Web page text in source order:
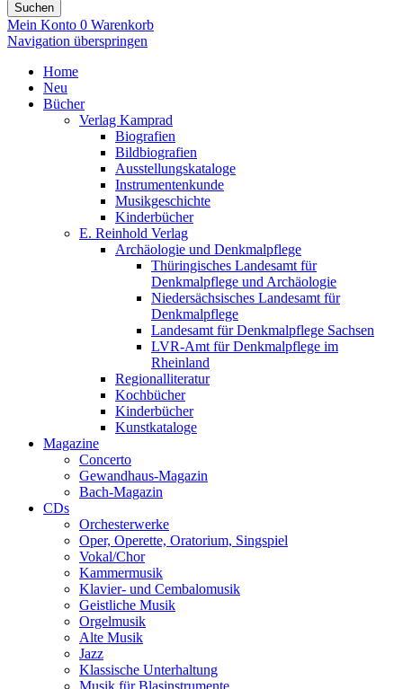
Suchen
Mein Konto 0 Warenkorb
Navigation überspringen
Home
Neu
Bücher
Verlag Kamprad
Biografien
Bildbiografien
Ausstellungskataloge
Instrumentenkunde
Musikgeschichte
Kinderbücher
E. Reinhold Verlag
Archäologie und Denkmalpflege
Thüringisches Landesamt für
Denkmalpflege und Archäologie
Niedersächsisches Landesamt für
Denkmalpflege
Landesamt für Denkmalpflege Sachsen
LVR-Amt für Denkmalpflege im
Rheinland
Regionalliteratur
Kochbücher
Kinderbücher
Kunstkataloge
Magazine
Concerto
Gewandhaus-Magazin
Bach-Magazin
CDs
Orchesterwerke
Oper, Operette, Oratorium, Singspiel
Vokal/Chor
Kammermusik
Klavier- und Cembalomusik
Geistliche Musik
Orgelmusik
Alte Musik
Jazz
Klassische Unterhaltung
Musik für Blasinstrumente